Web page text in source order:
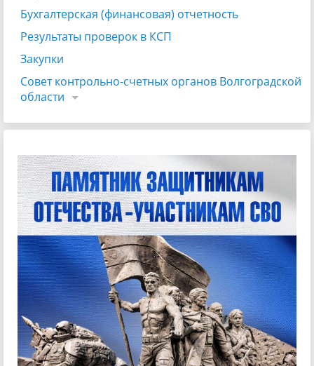
Бухгалтерская (финансовая) отчетность
Результаты проверок в КСП
Закупки
Совет контрольно-счетных органов Волгоградской
области